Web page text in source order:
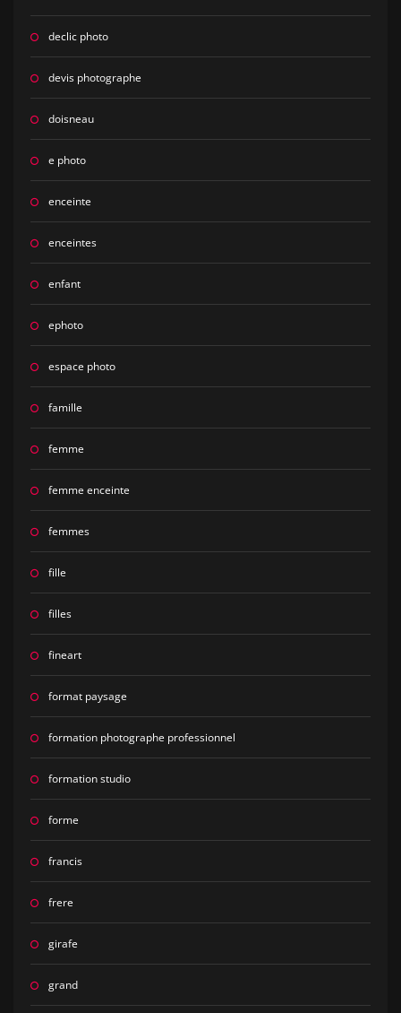
declic photo
devis photographe
doisneau
e photo
enceinte
enceintes
enfant
ephoto
espace photo
famille
femme
femme enceinte
femmes
fille
filles
fineart
format paysage
formation photographe professionnel
formation studio
forme
francis
frere
girafe
grand